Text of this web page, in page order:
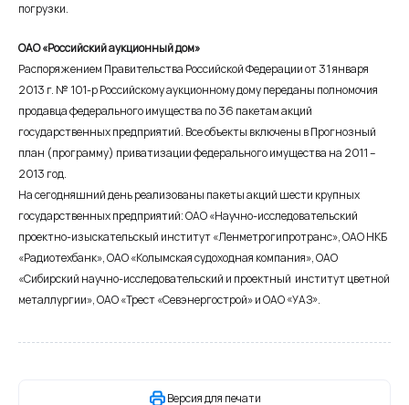
погрузки.
ОАО «Российский аукционный дом»
Распоряжением Правительства Российской Федерации от 31 января
2013 г. № 101-р Российскому аукционному дому переданы полномочия
продавца федерального имущества по 36 пакетам акций
государственных предприятий. Все объекты включены в Прогнозный
план (программу) приватизации федерального имущества на 2011 –
2013 год.
На сегодняшний день реализованы пакеты акций шести крупных
государственных предприятий: ОАО «Научно-исследовательский
проектно-изыскательскый институт «Ленметрогипротранс», ОАО НКБ
«Радиотехбанк», ОАО «Колымская судоходная компания», ОАО
«Сибирский научно-исследовательский и проектный институт цветной
металлургии», ОАО «Трест «Севэнергострой» и ОАО «УАЗ».
Версия для печати